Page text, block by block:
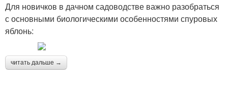
Для новичков в дачном садоводстве важно разобраться
с основными биологическими особенностями спуровых
яблонь:
читать дальше →